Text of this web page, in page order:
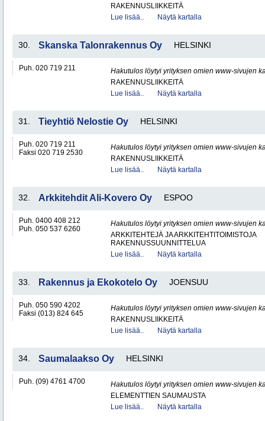
RAKENNUSLIIKKEITÄ
Lue lisää..
Näytä kartalla
30. Skanska Talonrakennus Oy HELSINKI
Puh. 020 719 211
Hakutulos löytyi yrityksen omien www-sivujen
RAKENNUSLIIKKEITÄ
Lue lisää..
Näytä kartalla
31. Tieyhtiö Nelostie Oy HELSINKI
Puh. 020 719 211
Faksi 020 719 2530
Hakutulos löytyi yrityksen omien www-sivujen
RAKENNUSLIIKKEITÄ
Lue lisää..
Näytä kartalla
32. Arkkitehdit Ali-Kovero Oy ESPOO
Puh. 0400 408 212
Puh. 050 537 6260
Hakutulos löytyi yrityksen omien www-sivujen
ARKKITEHTEJÄ JA ARKKITEHTITOIMISTOJA
RAKENNUSSUUNNITTELUA
Lue lisää..
Näytä kartalla
33. Rakennus ja Ekokotelo Oy JOENSUU
Puh. 050 590 4202
Faksi (013) 824 645
Hakutulos löytyi yrityksen omien www-sivujen
RAKENNUSLIIKKEITÄ
Lue lisää..
Näytä kartalla
34. Saumalaakso Oy HELSINKI
Puh. (09) 4761 4700
Hakutulos löytyi yrityksen omien www-sivujen
ELEMENTTIEN SAUMAUSTA
Lue lisää..
Näytä kartalla